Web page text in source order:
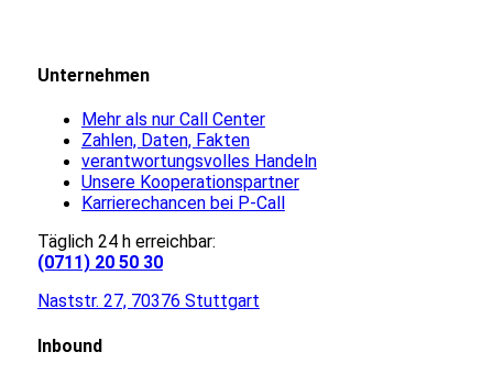
Unternehmen
Mehr als nur Call Center
Zahlen, Daten, Fakten
verantwortungsvolles Handeln
Unsere Kooperationspartner
Karrierechancen bei P-Call
Täglich 24 h erreichbar:
(0711) 20 50 30
Naststr. 27, 70376 Stuttgart
Inbound